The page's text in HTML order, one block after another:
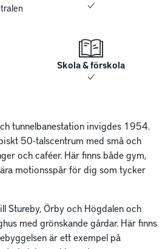
Skola & förskola
tunnelbanestation invigdes 1954.
50-talscentrum med små och
och caféer. Här finns både gym,
motionsspår för dig som tycker
Stureby, Örby och Högdalen och
med grönskande gårdar. Här finns
är ett exempel på